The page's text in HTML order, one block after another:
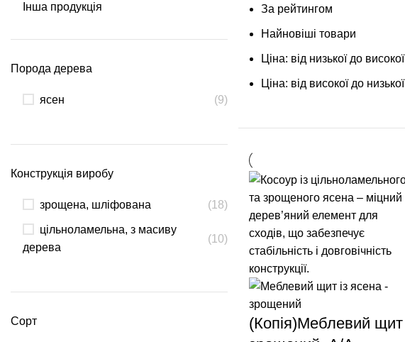
Інша продукція
Порода дерева
ясен (9)
Конструкція виробу
зрощена, шліфована (18)
цільноламельна, з масиву
дерева
(10)
Сорт
За рейтингом
Найновіші товари
Ціна: від низької до високої
Ціна: від високої до низької
(Копія)Меблевий щит